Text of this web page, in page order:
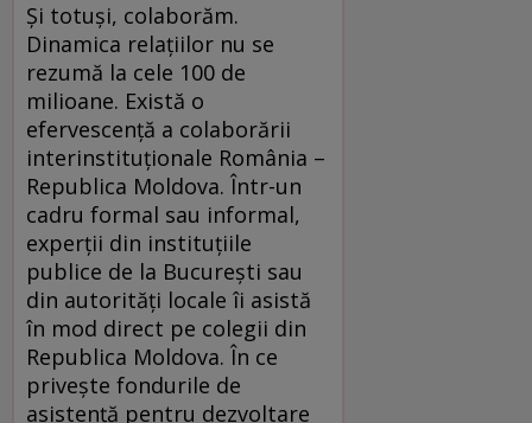
Şi totuşi, colaborăm.
Dinamica relaţiilor nu se
rezumă la cele 100 de
milioane. Există o
efervescenţă a colaborării
interinstituţionale România –
Republica Moldova. Într-un
cadru formal sau informal,
experţii din instituţiile
publice de la Bucureşti sau
din autorităţi locale îi asistă
în mod direct pe colegii din
Republica Moldova. În ce
priveşte fondurile de
asistenţă pentru dezvoltare